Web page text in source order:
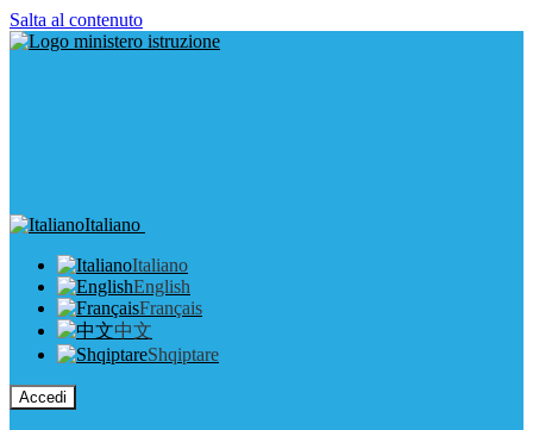
Salta al contenuto
Italiano
Italiano
English
Français
中文
Shqiptare
Accedi